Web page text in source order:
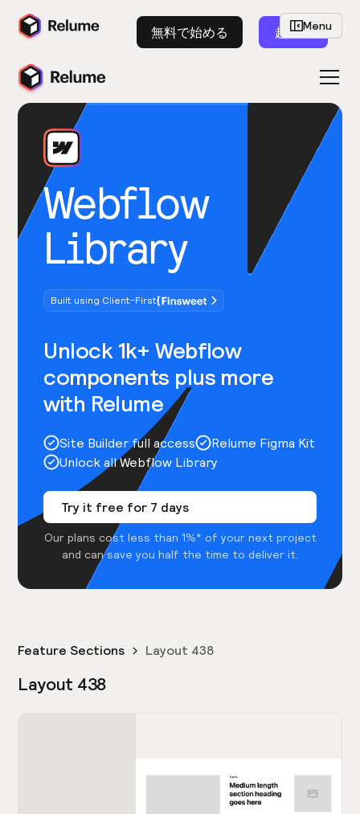
無料で始める 起動
Webflow
Library
Built using Client-First
Unlock 1k+ Webflow
components plus more
with Relume
Site Builder full access
Relume Figma Kit
Unlock all Webflow Library
Try it free for 7 days
Our plans cost less than 1%* of your next project
and can save you half the time to deliver it.
Menu
Feature Sections Layout 438
Layout 438